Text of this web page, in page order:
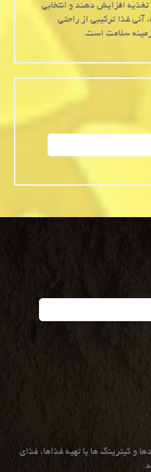
افزایش دهند و انتخابی
آنی غذا ترکیبی از راحتی
سلامت است.
و كیترینگ ها یا تهیه غذاها، غذای